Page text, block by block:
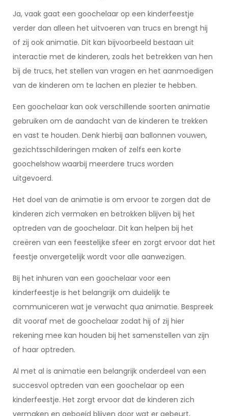
Ja, vaak gaat een goochelaar op een kinderfeestje
verder dan alleen het uitvoeren van trucs en brengt hij
of zij ook animatie. Dit kan bijvoorbeeld bestaan uit
interactie met de kinderen, zoals het betrekken van hen
bij de trucs, het stellen van vragen en het aanmoedigen
van de kinderen om te lachen en plezier te hebben.
Een goochelaar kan ook verschillende soorten animatie
gebruiken om de aandacht van de kinderen te trekken
en vast te houden. Denk hierbij aan ballonnen vouwen,
gezichtsschilderingen maken of zelfs een korte
goochelshow waarbij meerdere trucs worden
uitgevoerd.
Het doel van de animatie is om ervoor te zorgen dat de
kinderen zich vermaken en betrokken blijven bij het
optreden van de goochelaar. Dit kan helpen bij het
creëren van een feestelijke sfeer en zorgt ervoor dat het
feestje onvergetelijk wordt voor alle aanwezigen.
Bij het inhuren van een goochelaar voor een
kinderfeestje is het belangrijk om duidelijk te
communiceren wat je verwacht qua animatie. Bespreek
dit vooraf met de goochelaar zodat hij of zij hier
rekening mee kan houden bij het samenstellen van zijn
of haar optreden.
Al met al is animatie een belangrijk onderdeel van een
succesvol optreden van een goochelaar op een
kinderfeestje. Het zorgt ervoor dat de kinderen zich
vermaken en geboeid blijven door wat er gebeurt,